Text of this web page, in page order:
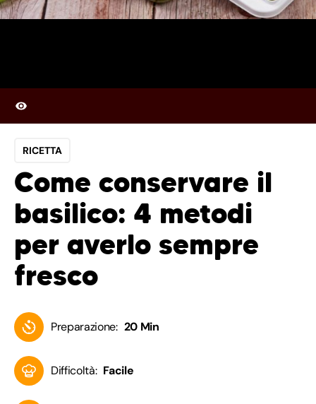
RICETTA
Come conservare il
basilico: 4 metodi
per averlo sempre
fresco
Preparazione: 20 Min
Difficoltà: Facile